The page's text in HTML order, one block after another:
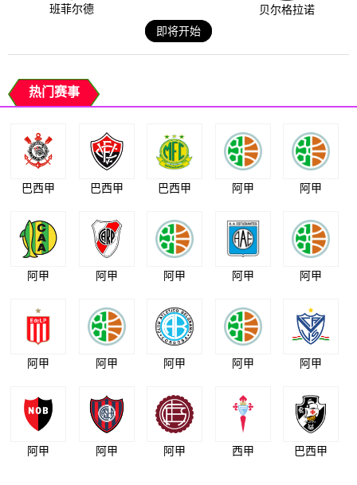
班菲尔德
贝尔格拉诺
即将开始
热门赛事
巴西甲 巴西甲 巴西甲 阿甲 阿甲
阿甲 阿甲 阿甲 阿甲 阿甲
阿甲 阿甲 阿甲 阿甲 阿甲
阿甲 阿甲 阿甲 西甲 巴西甲